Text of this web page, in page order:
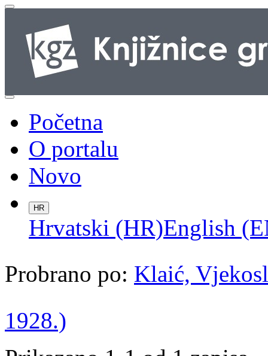
Početna
O portalu
Novo
HR
Hrvatski (HR)English
Probrano po: Klaić,
1928.)